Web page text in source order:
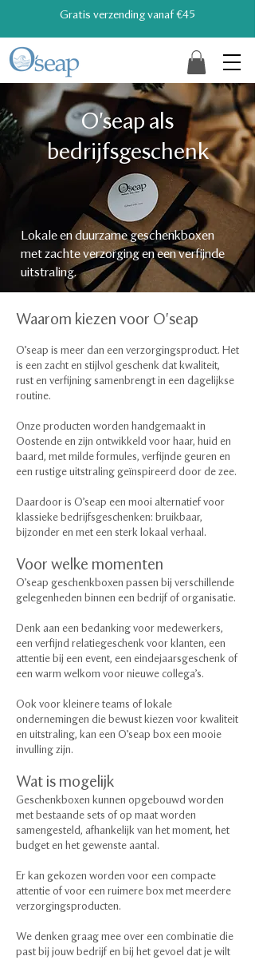
Gratis verzending vanaf €45
O'seap als
bedrijfsgeschenk
Lokale en duurzame geschenkboxen
met zachte verzorging en een verfijnde
uitstraling.
Waarom kiezen voor O'seap
O’seap is meer dan een verzorgingsproduct. Het
is een zacht en stijlvol geschenk dat kwaliteit,
rust en verfijning samenbrengt in een dagelijkse
routine.
Onze producten worden handgemaakt in
Oostende en zijn ontwikkeld voor haar, huid en
baard, met milde formules, verfijnde geuren en
een rustige uitstraling geïnspireerd door de zee.
Daardoor is O’seap een mooi alternatief voor
klassieke bedrijfsgeschenken: bruikbaar,
bijzonder en met een sterk lokaal verhaal.
Voor welke momenten
O’seap geschenkboxen passen bij verschillende
gelegenheden binnen een bedrijf of organisatie.
Denk aan een bedanking voor medewerkers,
een verfijnd relatiegeschenk voor klanten, een
attentie bij een event, een eindejaarsgeschenk of
een warm welkom voor nieuwe collega’s.
Ook voor kleinere teams of lokale
ondernemingen die bewust kiezen voor kwaliteit
en uitstraling, kan een O’seap box een mooie
invulling zijn.
Wat is mogelijk
Geschenkboxen kunnen opgebouwd worden
met bestaande sets of op maat worden
samengesteld, afhankelijk van het moment, het
budget en het gewenste aantal.
Er kan gekozen worden voor een compacte
attentie of voor een ruimere box met meerdere
verzorgingsproducten.
We denken graag mee over een combinatie die
past bij jouw bedrijf en bij het gevoel dat je wilt